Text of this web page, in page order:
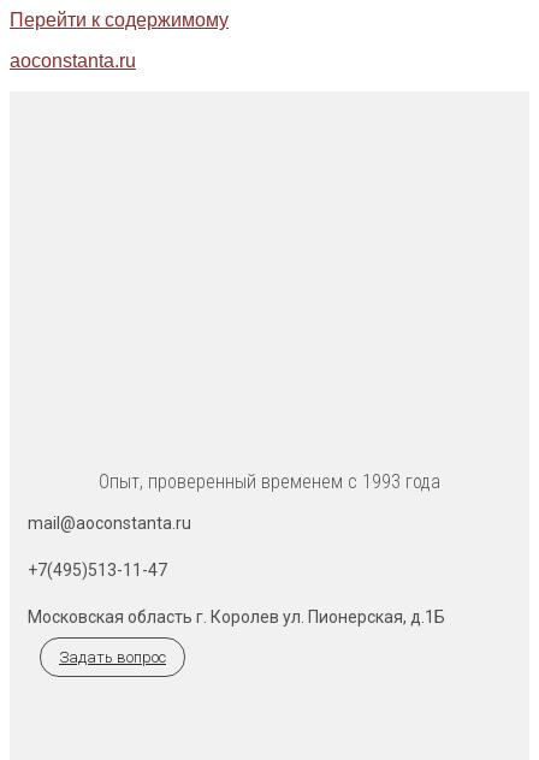
Перейти к содержимому
aoconstanta.ru
Опыт, проверенный временем с 1993 года
mail@aoconstanta.ru
+7(495)513-11-47
Московская область г. Королев ул. Пионерская, д.1Б
Задать вопрос